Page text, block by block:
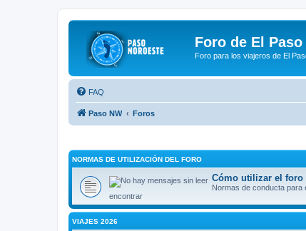
Foro de El
Foro para los viajeros de El
FAQ
Paso NW Foros
NORMAS DE UTILIZACIÓN DEL FORO
Cómo utilizar el foro
Normas de conducta para
encontrar
VIAJES 2026